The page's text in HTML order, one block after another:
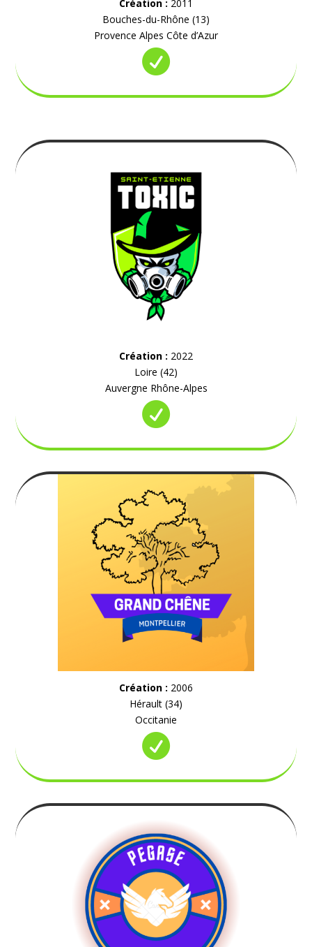
Création : 2011
Bouches-du-Rhône (13)
Provence Alpes Côte d’Azur

Création : 2022
Loire (42)
Auvergne Rhône-Alpes

Création : 2006
Hérault (34)
Occitanie
